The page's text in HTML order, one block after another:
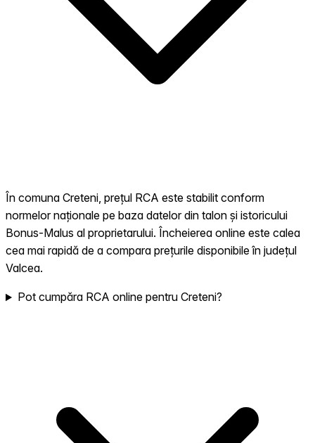
În comuna Creteni, prețul RCA este stabilit conform
normelor naționale pe baza datelor din talon și istoricului
Bonus-Malus al proprietarului. Încheierea online este calea
cea mai rapidă de a compara prețurile disponibile în județul
Valcea.
Pot cumpăra RCA online pentru Creteni?